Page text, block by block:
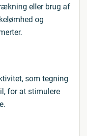
eller brug af
og
som tegning
for at stimulere